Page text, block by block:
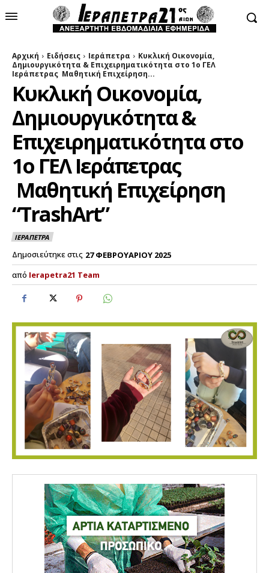
Αρχική Ειδήσεις Ιεράπετρα
Κυκλική Οικονομία,
Δημιουργικότητα & Επιχειρηματικότητα στο 1ο ΓΕΛ
Ιεράπετρας Μαθητική Επιχείρηση...
Κυκλική Οικονομία,
Δημιουργικότητα &
Επιχειρηματικότητα στο
1ο ΓΕΛ Ιεράπετρας
Μαθητική Επιχείρηση
“TrashArt”
ΙΕΡΑΠΕΤΡΑ
Δημοσιεύτηκε στις 27 ΦΕΒΡΟΥΑΡΙΟΥ 2025
από Ierapetra21 Team